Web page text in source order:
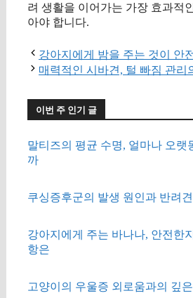
려 생활을 이어가는 가장 효과적
아야 합니다.
강아지에게 밤을 주는 것이 안
매력적인 시바견, 털 빠짐 관리
이번 주 인기 글
말티즈의 평균 수명, 얼마나 오랫
까
쿠싱증후군의 발생 원인과 반려
강아지에게 주는 바나나, 안전한
항은
고양이의 우울증 외로움과의 깊